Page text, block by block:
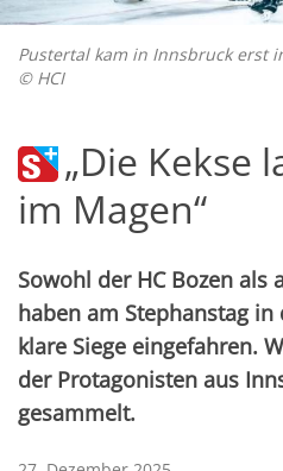
Pustertal kam in Innsbruck erst
© HCI
„Die Kekse
im Magen“
Sowohl der HC Bozen als
haben am Stephanstag in
klare Siege eingefahren.
der Protagonisten aus
gesammelt.